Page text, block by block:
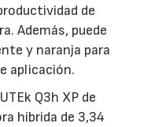
de
Además, puede
y naranja para
aplicación.
Q3h XP de
híbrida de 3,34